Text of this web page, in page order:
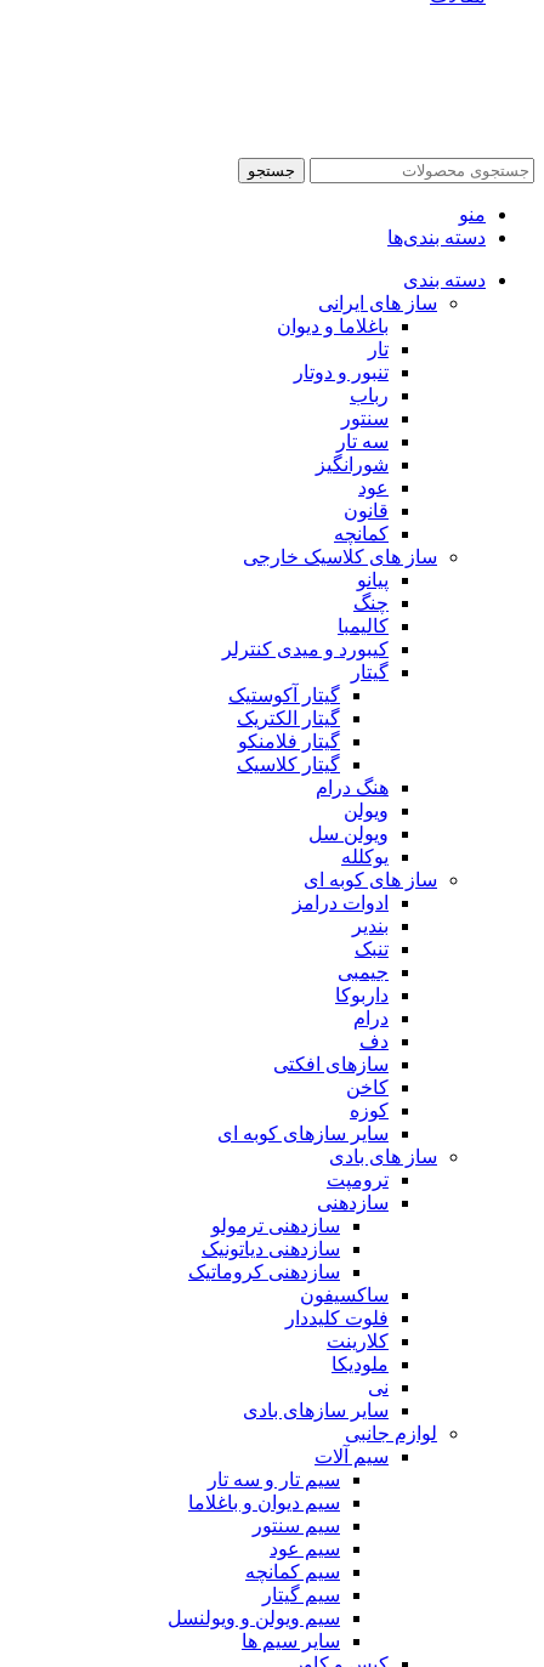
جستجو
منو
دسته بندی‌ها
دسته بندی
ساز های ایرانی
باغلاما و دیوان
تار
تنبور و دوتار
رباب
سنتور
سه تار
شورانگیز
عود
قانون
کمانچه
ساز های کلاسیک خارجی
پیانو
چنگ
کالیمبا
کیبورد و میدی کنترلر
گیتار
گیتار آکوستیک
گیتار الکتریک
گیتار فلامنکو
گیتار کلاسیک
هنگ درام
ویولن
ویولن سل
یوکلله
ساز های کوبه ای
ادوات درامز
بندیر
تنبک
جیمبی
داربوکا
درام
دف
سازهای افکتی
کاخن
کوزه
سایر سازهای کوبه ای
ساز های بادی
ترومپت
سازدهنی
سازدهنی ترمولو
سازدهنی دیاتونیک
سازدهنی کروماتیک
ساکسیفون
فلوت کلیددار
کلارینت
ملودیکا
نی
سایر سازهای بادی
لوازم جانبی
سیم آلات
سیم تار و سه تار
سیم دیوان و باغلاما
سیم سنتور
سیم عود
سیم کمانچه
سیم گیتار
سیم ویولن و ویولنسل
سایر سیم ها